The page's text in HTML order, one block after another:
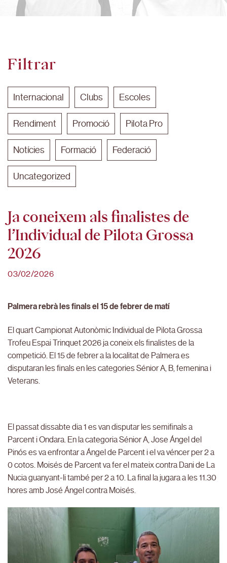
Filtrar
Internacional Clubs Escoles
Rendiment Promoció Pilota Pro
Notícies Formació Federació
Uncategorized
Ja coneixem als finalistes de
l’Individual de Pilota Grossa
2026
03/02/2026
Palmera rebrà les finals el 15 de febrer de matí
El quart Campionat Autonòmic Individual de Pilota Grossa
Trofeu Espai Trinquet 2026 ja coneix els finalistes de la
competició. El 15 de febrer a la localitat de Palmera es
disputaran les finals en les categories Sénior A, B, femenina i
Veterans.
El passat dissabte dia 1 es van disputar les semifinals a
Parcent i Ondara. En la categoria Sénior A, Jose Ángel del
Pinós es va enfrontar a Ángel de Parcent i el va véncer per 2 a
0 cotos. Moisés de Parcent va fer el mateix contra Dani de La
Nucia guanyant-li també per 2 a 10. La final la jugara a les 11.30
hores amb José Ángel contra Moisés.